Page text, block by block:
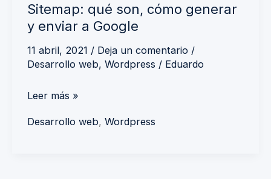
Sitemap: qué son, cómo generar
y enviar a Google
11 abril, 2021 / Deja un comentario /
Desarrollo web, Wordpress / Eduardo
Leer más »
Desarrollo web, Wordpress